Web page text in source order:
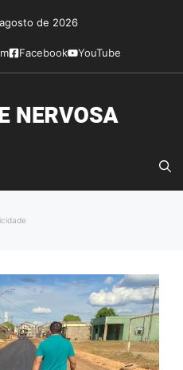
de 2026
Facebook YouTube